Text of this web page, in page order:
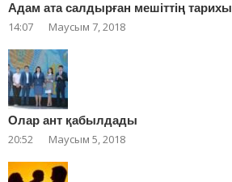
Адам ата салдырған мешіттің тарихы
14:07 Маусым 7, 2018
Олар ант қабылдады
20:52 Маусым 5, 2018